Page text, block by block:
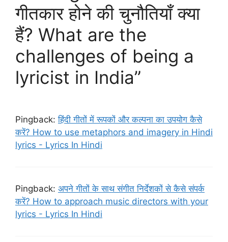
गीतकार होने की चुनौतियाँ क्या
हैं? What are the
challenges of being a
lyricist in India”
Pingback:हिंदी गीतों में रूपकों और कल्पना का उपयोग कैसे
करें? How to use metaphors and imagery in Hindi
lyrics - Lyrics In Hindi
Pingback: अपने गीतों के साथ संगीत निर्देशकों से कैसे संपर्क
करें? How to approach music directors with your
lyrics - Lyrics In Hindi